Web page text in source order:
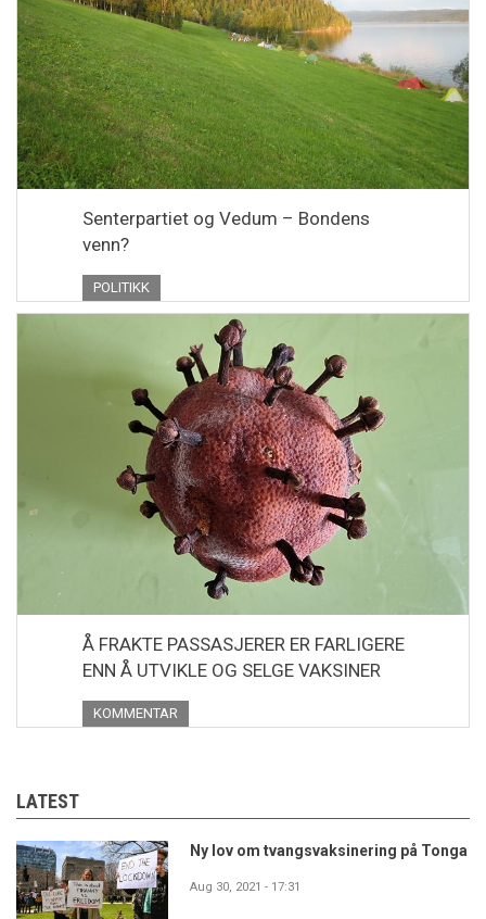
Senterpartiet og Vedum – Bondens
venn?
POLITIKK
Å FRAKTE PASSASJERER ER FARLIGERE
ENN Å UTVIKLE OG SELGE VAKSINER
KOMMENTAR
LATEST
Ny lov om tvangsvaksinering på Tonga
Aug 30, 2021 - 17:31